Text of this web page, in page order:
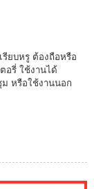
รียบหรู ต้องถือหรือ
อรี่ ใช้งานได้
ม หรือใช้งานนอก